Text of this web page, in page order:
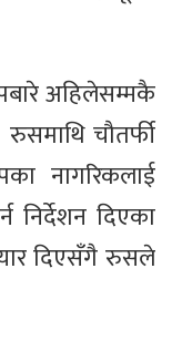
अहिलेसम्मकै
चौतर्फी
नागरिकलाई
निर्देशन दिएका
दिएसँगै रुसले